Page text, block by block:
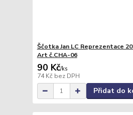
Ščotka Jan LC Reprezentace
Art č.CHA-06
90 Kč/ks
74 Kč bez DPH
Přidat do